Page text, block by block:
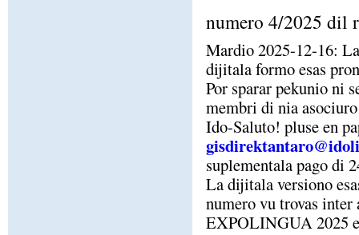
numero 4/2025 dil
Mardio 2025-12-16:
dijitala formo esas
Por sparar pekunio ni
membri di nia
Ido-Saluto! pluse en
suplementala pago di
La dijitala versiono
numero vu trovas
EXPOLINGUA 2025